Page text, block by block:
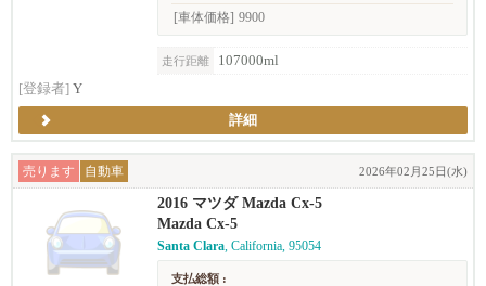
[車体価格] 9900
走行距離
107000ml
[登録者] Y
詳細
売ります 自動車 2026年02月25日(水)
2016 マツダ Mazda Cx-5
Mazda Cx-5
Santa Clara, California, 95054
支払総額 :